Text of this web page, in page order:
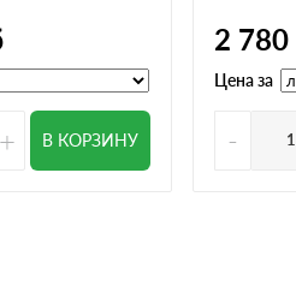
+ В КОРЗИНУ
2 780
Цена за
-